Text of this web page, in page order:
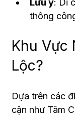
Lưu ý: Di
thông
Khu Vực
Lộc?
Dựa trên các
cận như Tâm